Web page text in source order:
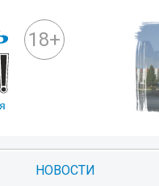
18+
НОВОСТИ